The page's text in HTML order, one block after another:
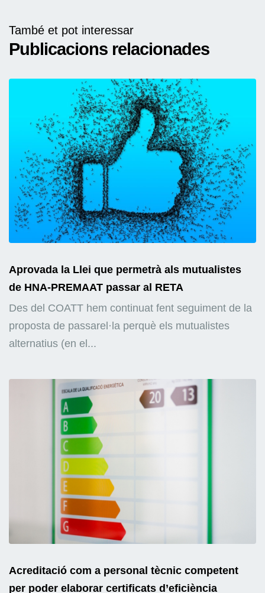
També et pot interessar
Publicacions relacionades
Aprovada la Llei que permetrà als mutualistes
de HNA-PREMAAT passar al RETA
Des del COATT hem continuat fent seguiment de la
proposta de passarel·la perquè els mutualistes
alternatius (en el...
Acreditació com a personal tècnic competent
per poder elaborar certificats d’eficiència